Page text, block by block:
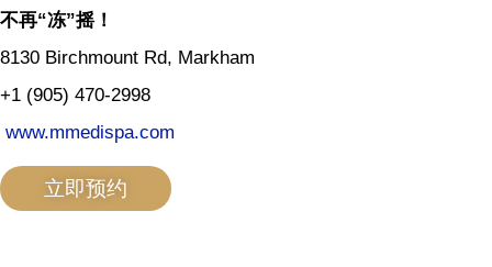
不再“冻”摇！
8130 Birchmount Rd, Markham
+1 (905) 470-2998
www.mmedispa.com
立即预约